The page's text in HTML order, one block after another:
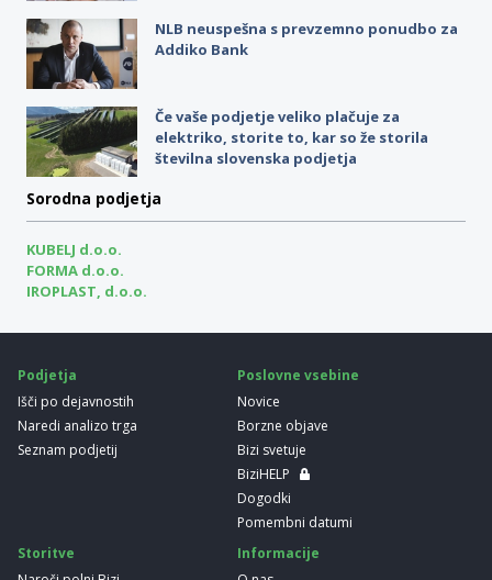
NLB neuspešna s prevzemno ponudbo za
Addiko Bank
Če vaše podjetje veliko plačuje za
elektriko, storite to, kar so že storila
številna slovenska podjetja
Sorodna podjetja
KUBELJ d.o.o.
FORMA d.o.o.
IROPLAST, d.o.o.
Podjetja
Išči po dejavnostih
Naredi analizo trga
Seznam podjetij
Poslovne vsebine
Novice
Borzne objave
Bizi svetuje
BiziHELP
Dogodki
Pomembni datumi
Storitve
Informacije